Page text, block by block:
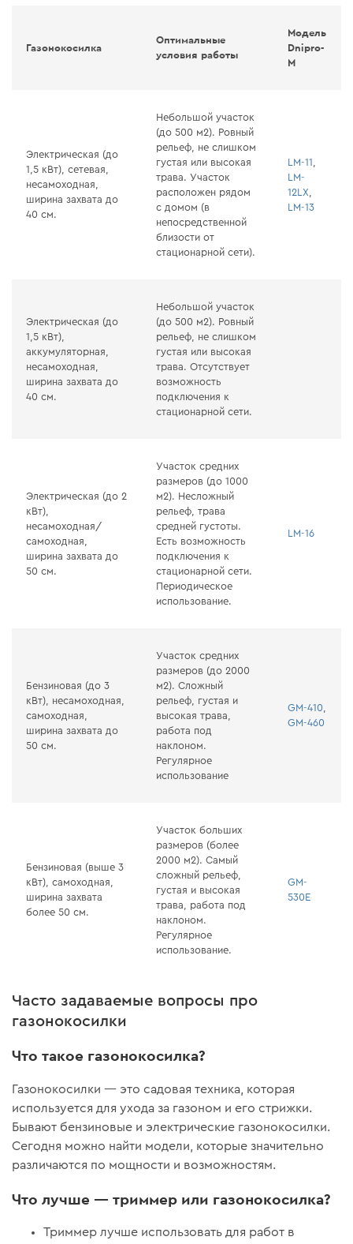
Газонокосилка
Оптимальные
условия работы
Модель
Dnipro-
M
Электрическая (до
1,5 кВт), сетевая,
несамоходная,
ширина захвата до
40 см.
Небольшой участок
(до 500 м2). Ровный
рельеф, не слишком
густая или высокая
трава. Участок
расположен рядом
с домом (в
непосредственной
близости от
стационарной сети).
LM-11
LM-
12LX
LM-13
Электрическая (до
1,5 кВт),
аккумуляторная,
несамоходная,
ширина захвата до
40 см.
Небольшой участок
(до 500 м2). Ровный
рельеф, не слишком
густая или высокая
трава. Отсутствует
возможность
подключения к
стационарной сети.
Электрическая (до 2
кВт),
несамоходная/
самоходная,
ширина захвата до
50 см.
Участок средних
размеров (до 1000
м2). Несложный
рельеф, трава
средней густоты.
Есть возможность
подключения к
стационарной сети.
Периодическое
использование.
LM-16
Бензиновая (до 3
кВт), несамоходная,
самоходная,
ширина захвата до
50 см.
Участок средних
размеров (до 2000
м2). Сложный
рельеф, густая и
высокая трава,
работа под
наклоном.
Регулярное
использование
GM-410
GM-460
Бензиновая (выше 3
кВт), самоходная,
ширина захвата
более 50 см.
Участок больших
размеров (более
2000 м2). Самый
сложный рельеф,
густая и высокая
трава, работа под
наклоном.
Регулярное
использование.
GM-
530E
Часто задаваемые вопросы про
газонокосилки
Что такое газонокосилка?
Газонокосилки — это садовая техника, которая
используется для ухода за газоном и его стрижки.
Бывают бензиновые и электрические газонокосилки.
Сегодня можно найти модели, которые значительно
различаются по мощности и возможностям.
Что лучше — триммер или газонокосилка?
Триммер лучше использовать для работ в